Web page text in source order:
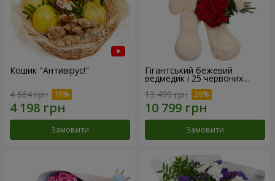
Кошик "Антивірус!"
4 664 грн
Замовити
Гігантський бежевий
ведмедик і 25 червоних
троянд
13 499 грн
Замовити